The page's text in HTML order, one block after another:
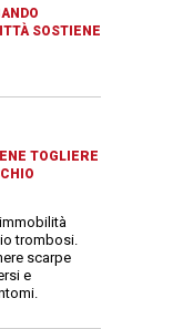
SOSTIENE
TOGLIERE
trombosi.
scarpe
e